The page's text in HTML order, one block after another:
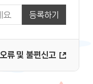
등록하기
오류 및 불편신고